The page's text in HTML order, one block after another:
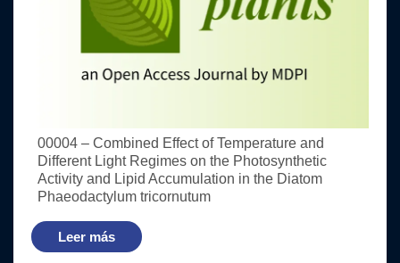
00004 – Combined Effect of Temperature and
Different Light Regimes on the Photosynthetic
Activity and Lipid Accumulation in the Diatom
Phaeodactylum tricornutum
Leer más